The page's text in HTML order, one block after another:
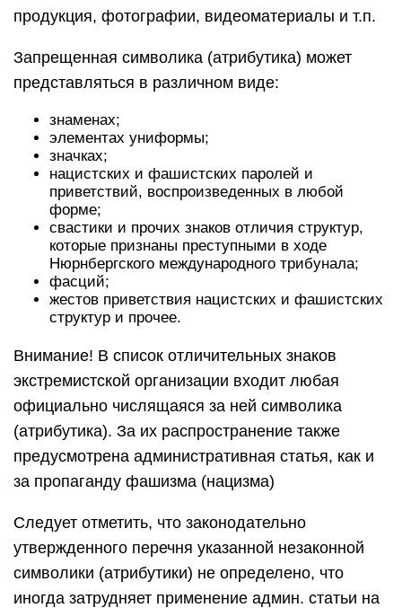
продукция, фотографии, видеоматериалы и т.п.
Запрещенная символика (атрибутика) может
представляться в различном виде:
знаменах;
элементах униформы;
значках;
нацистских и фашистских паролей и
приветствий, воспроизведенных в любой
форме;
свастики и прочих знаков отличия структур,
которые признаны преступными в ходе
Нюрнбергского международного трибунала;
фасций;
жестов приветствия нацистских и фашистских
структур и прочее.
Внимание! В список отличительных знаков
экстремистской организации входит любая
официально числящаяся за ней символика
(атрибутика). За их распространение также
предусмотрена административная статья, как и
за пропаганду фашизма (нацизма)
Следует отметить, что законодательно
утвержденного перечня указанной незаконной
символики (атрибутики) не определено, что
иногда затрудняет применение админ. статьи на